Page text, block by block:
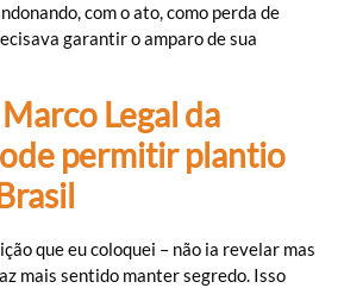
com o ato, como perda de
garantir o amparo de sua
Marco Legal da
permitir plantio
que eu coloquei – não ia revelar mas
mais sentido manter segredo. Isso